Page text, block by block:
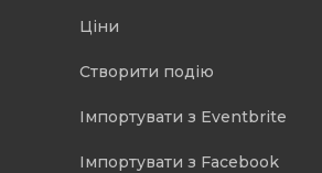
Ціни
Створити подію
Імпортувати з Eventbrite
Імпортувати з Facebook